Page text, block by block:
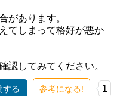
があります。
てしまって格好が悪か
認してみてください。
する 参考になる! 1